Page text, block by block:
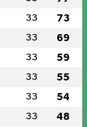
33 73
33 69
33 59
33 55
33 54
33 48